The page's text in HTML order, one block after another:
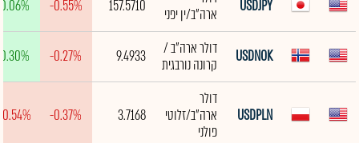
USDJPY
ארה"ב/ין יפני
157.5710
-0.55%
0.06%
USDNOK
דולר ארה"ב /
קרונה נורבגית
9.4933
-0.27%
0.30%
USDPLN
דולר
ארה"ב/זלוטי
פולני
3.7168
-0.37%